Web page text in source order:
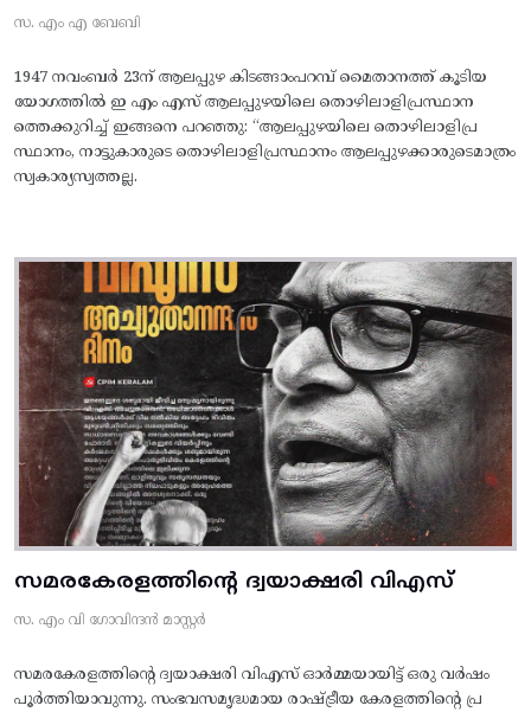
സ. എം എ ബേബി
1947 നവംബർ 23ന് ആലപ്പുഴ കിടങ്ങാംപറമ്പ്‌ മൈതാനത്ത്‌ കൂടിയ
യോഗത്തിൽ ഇ എം എസ് ആലപ്പുഴയിലെ തൊഴിലാളിപ്രസ്ഥാന
ത്തെക്കുറിച്ച് ഇങ്ങനെ പറഞ്ഞു: “ആലപ്പുഴയിലെ തൊഴിലാളിപ്ര
സ്ഥാനം, നാട്ടുകാരുടെ തൊഴിലാളിപ്രസ്ഥാനം ആലപ്പുഴക്കാരുടെമാത്രം
സ്വകാര്യസ്വത്തല്ല.
സമരകേരളത്തിൻ്റെ ദ്വയാക്ഷരി വിഎസ്
സ. എം വി ഗോവിന്ദൻ മാസ്റ്റർ
സമരകേരളത്തിൻ്റെ ദ്വയാക്ഷരി വിഎസ് ഓർമ്മയായിട്ട് ഒരു വർഷം
പൂർത്തിയാവുന്നു. സംഭവസമൃദ്ധമായ രാഷ്ട്രീയ കേരളത്തിന്റെ പ്ര